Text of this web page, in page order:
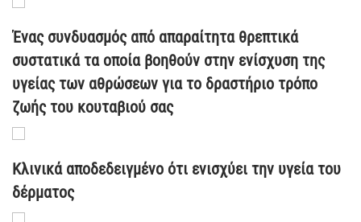
Ένας συνδυασμός από απαραίτητα θρεπτικά
συστατικά τα οποία βοηθούν στην ενίσχυση της
υγείας των αθρώσεων για το δραστήριο τρόπο
ζωής του κουταβιού σας
Κλινικά αποδεδειγμένο ότι ενισχύει την υγεία του
δέρματος